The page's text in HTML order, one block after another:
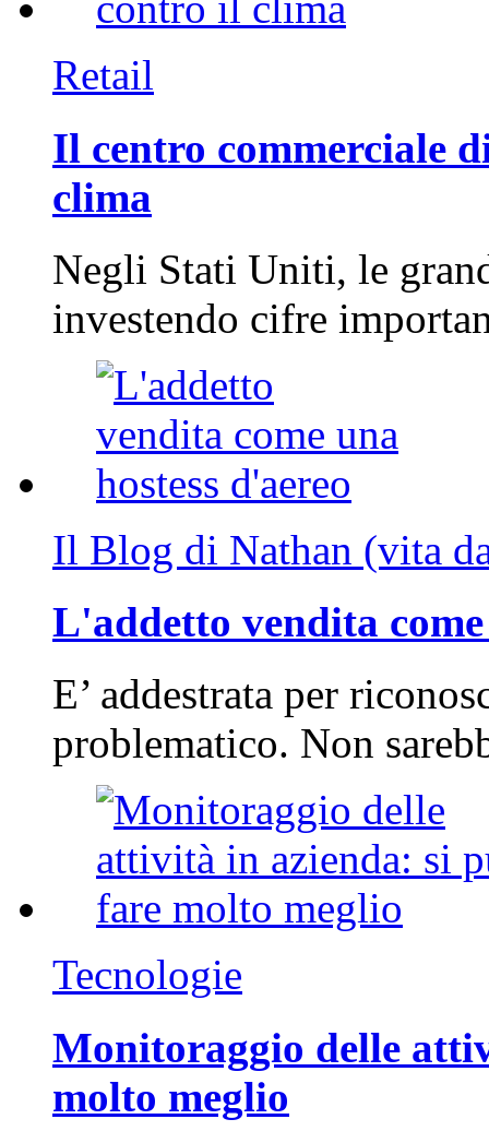
Retail
Il centro commerciale
clima
Negli Stati Uniti, le
investendo cifre
Il Blog di Nathan (vita
L'addetto vendita
E’ addestrata per
problematico. Non
Tecnologie
Monitoraggio delle
molto meglio